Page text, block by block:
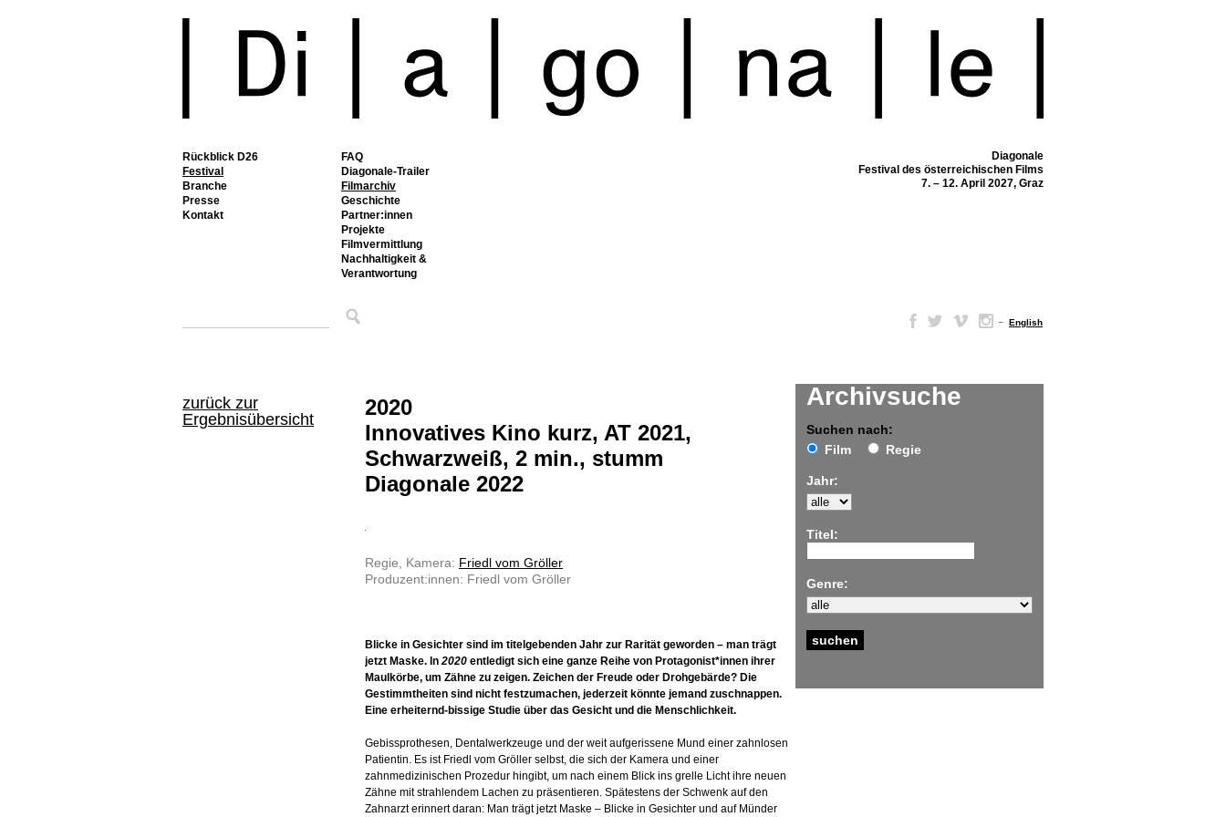
Rückblick D26
Festival
FAQ
Diagonale-Trailer
Filmarchiv
Geschichte
Partner:innen
Projekte
Filmvermittlung
Nachhaltigkeit &
Verantwortung
Branche
Presse
Kontakt
Diagonale
Festival des österreichischen Films
7. – 12. April 2027, Graz
– English
zurück zur
Ergebnisübersicht
Archivsuche
Suchen nach:
Film
Regie
Jahr:
Titel:
Genre:
2020
Innovatives Kino kurz, AT 2021,
Schwarzweiß, 2 min., stumm
Diagonale 2022
Regie, Kamera: Friedl vom Gröller
Produzent:innen: Friedl vom Gröller
Blicke in Gesichter sind im titelgebenden Jahr zur Rarität geworden – man trägt
jetzt Maske. In2020 entledigt sich eine ganze Reihe von Protagonist*innen ihrer
Maulkörbe, um Zähne zu zeigen. Zeichen der Freude oder Drohgebärde? Die
Gestimmtheiten sind nicht festzumachen, jederzeit könnte jemand zuschnappen.
Eine erheiternd-bissige Studie über das Gesicht und die Menschlichkeit.
Gebissprothesen, Dentalwerkzeuge und der weit aufgerissene Mund einer zahnlosen
Patientin. Es ist Friedl vom Gröller selbst, die sich der Kamera und einer
zahnmedizinischen Prozedur hingibt, um nach einem Blick ins grelle Licht ihre neuen
Zähne mit strahlendem Lachen zu präsentieren. Spätestens der Schwenk auf den
Zahnarzt erinnert daran: Man trägt jetzt Maske – Blicke in Gesichter und auf Münder